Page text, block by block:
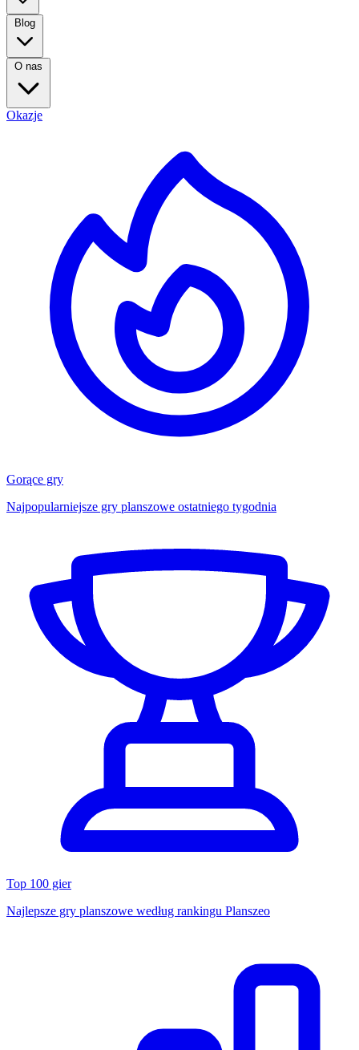
Blog
O nas
Okazje
Gorące gry
Najpopularniejsze gry planszowe ostatniego tygodnia
Top 100 gier
Najlepsze gry planszowe według rankingu Planszeo